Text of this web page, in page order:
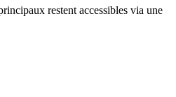
restent accessibles via une